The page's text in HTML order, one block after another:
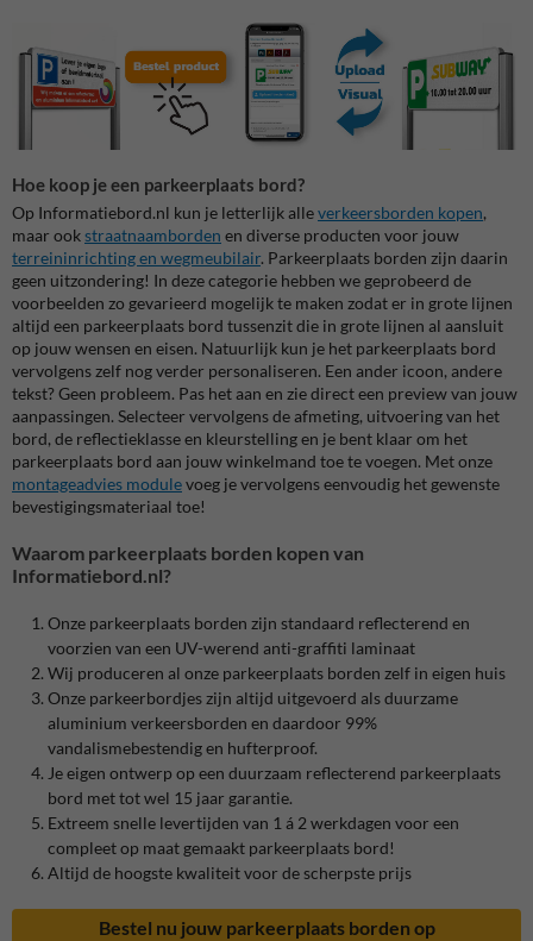
Hoe koop je een parkeerplaats bord?
Op Informatiebord.nl kun je letterlijk alleverkeersborden kopen,
maar ookstraatnaamborden en diverse producten voor jouw
terreininrichting en wegmeubilair. Parkeerplaats borden zijn daarin
geen uitzondering! In deze categorie hebben we geprobeerd de
voorbeelden zo gevarieerd mogelijk te maken zodat er in grote lijnen
altijd een parkeerplaats bord tussenzit die in grote lijnen al aansluit
op jouw wensen en eisen. Natuurlijk kun je het parkeerplaats bord
vervolgens zelf nog verder personaliseren. Een ander icoon, andere
tekst? Geen probleem. Pas het aan en zie direct een preview van jouw
aanpassingen. Selecteer vervolgens de afmeting, uitvoering van het
bord, de reflectieklasse en kleurstelling en je bent klaar om het
parkeerplaats bord aan jouw winkelmand toe te voegen. Met onze
montageadvies modulevoeg je vervolgens eenvoudig het gewenste
bevestigingsmateriaal toe!
Waarom parkeerplaats borden kopen van
Informatiebord.nl?
Onze parkeerplaats borden zijn standaard reflecterend en
voorzien van een UV-werend anti-graffiti laminaat
Wij produceren al onze parkeerplaats borden zelf in eigen huis
Onze parkeerbordjes zijn altijd uitgevoerd als duurzame
aluminium verkeersborden en daardoor 99%
vandalismebestendig en hufterproof.
Je eigen ontwerp op een duurzaam reflecterend parkeerplaats
bord met tot wel 15 jaar garantie.
Extreem snelle levertijden van 1 á 2 werkdagen voor een
compleet op maat gemaakt parkeerplaats bord!
Altijd de hoogste kwaliteit voor de scherpste prijs
Bestel nu jouw parkeerplaats borden op